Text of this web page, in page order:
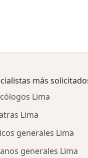
más
Lima
Lima
generales Lima
generales Lima